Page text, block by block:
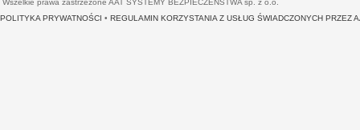
Wszelkie prawa zastrzeżone AAT SYSTEMY BEZPIECZEŃSTWA sp. z o.o.
POLITYKA PRYWATNOŚCI • REGULAMIN KORZYSTANIA Z USŁUG ŚWIADCZONYCH PRZEZ